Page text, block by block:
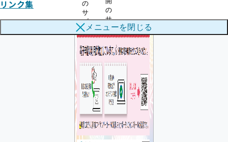
の
サ
ブ
メ
ニ
ュ
ー
の
サ
ブ
メ
ニ
ュ
ー
リンク集
メニューを閉じる